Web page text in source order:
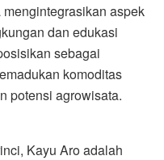
aspek
dan edukasi
sebagai
komoditas
potensi agrowisata.
Kayu Aro adalah